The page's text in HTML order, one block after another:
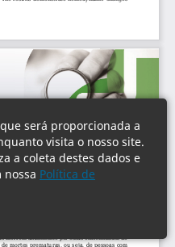
será proporcionada a
visita o nosso site.
a coleta destes dados e
Política de